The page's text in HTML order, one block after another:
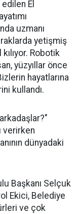
El
uzmanı
yetişmiş
kılıyor. Robotik
yüzyıllar önce
hayatlarına
kullandı.
verirken
dünyadaki
Başkanı Selçuk
Ekici, Belediye
ve çok